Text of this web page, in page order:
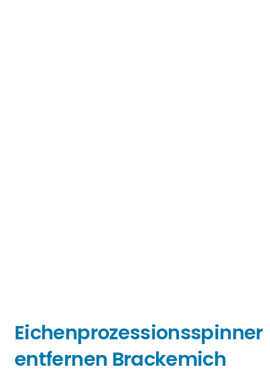
Eichenprozessionsspinner
entfernen Brackemich